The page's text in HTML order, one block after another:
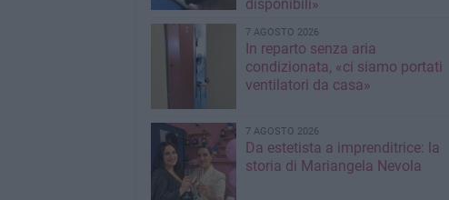
disponibili»
7 AGOSTO 2026
In reparto senza aria
condizionata, «ci siamo portati
ventilatori da casa»
7 AGOSTO 2026
Da estetista a imprenditrice: la
storia di Mariangela Nevola